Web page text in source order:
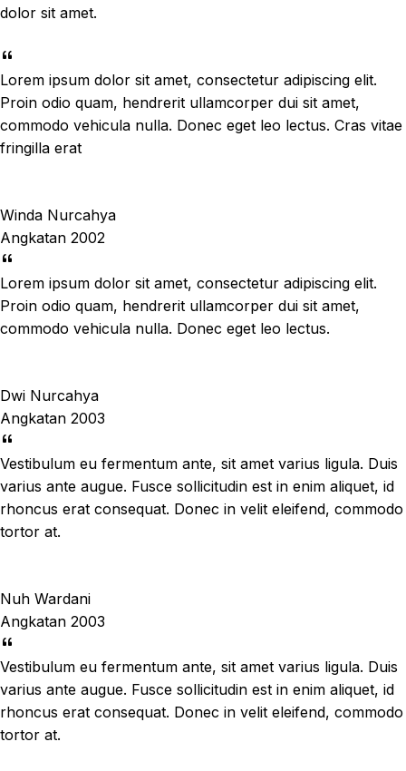
dolor sit amet.
Lorem ipsum dolor sit amet, consectetur adipiscing elit.
Proin odio quam, hendrerit ullamcorper dui sit amet,
commodo vehicula nulla. Donec eget leo lectus. Cras vitae
fringilla erat
Winda Nurcahya
Angkatan 2002
Lorem ipsum dolor sit amet, consectetur adipiscing elit.
Proin odio quam, hendrerit ullamcorper dui sit amet,
commodo vehicula nulla. Donec eget leo lectus.
Dwi Nurcahya
Angkatan 2003
Vestibulum eu fermentum ante, sit amet varius ligula. Duis
varius ante augue. Fusce sollicitudin est in enim aliquet, id
rhoncus erat consequat. Donec in velit eleifend, commodo
tortor at.
Nuh Wardani
Angkatan 2003
Vestibulum eu fermentum ante, sit amet varius ligula. Duis
varius ante augue. Fusce sollicitudin est in enim aliquet, id
rhoncus erat consequat. Donec in velit eleifend, commodo
tortor at.